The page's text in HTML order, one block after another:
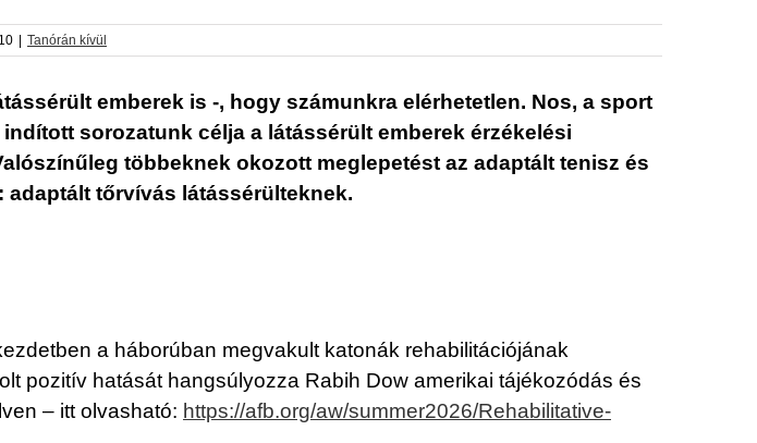
| Tanórán kívül
emberek is -, hogy számunkra elérhetetlen. Nos, a sport
sorozatunk célja a látássérült emberek érzékelési
többeknek okozott meglepetést az adaptált tenisz és
tőrvívás látássérülteknek.
a háborúban megvakult katonák rehabilitációjának
pozitív hatását hangsúlyozza Rabih Dow amerikai tájékozódás és
– itt olvasható: https://afb.org/aw/summer2026/Rehabilitative-